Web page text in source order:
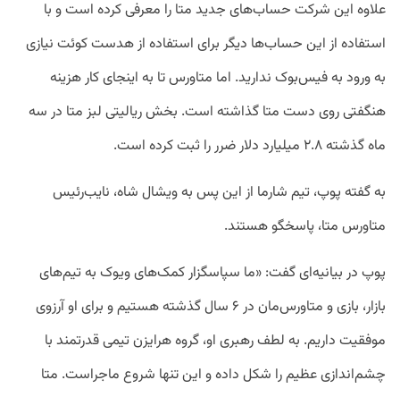
علاوه این شرکت حساب‌های جدید متا را معرفی کرده است و با
استفاده از این حساب‌ها دیگر برای استفاده از هدست کوئت نیازی
به ورود به فیس‌بوک ندارید. اما متاورس تا به اینجای کار هزینه
هنگفتی روی دست متا گذاشته است. بخش ریالیتی لبز متا در سه
ماه گذشته ۲.۸ میلیارد دلار ضرر را ثبت کرده است.
به گفته پوپ، تیم شارما از این پس به ویشال شاه، نایب‌رئیس
متاورس متا، پاسخگو هستند.
پوپ در بیانیه‌ای گفت: «ما سپاسگزار کمک‌های ویوک به تیم‌های
بازار، بازی و متاورس‌مان در ۶ سال گذشته هستیم و برای او آرزوی
موفقیت داریم. به لطف رهبری او، گروه هرایزن تیمی قدرتمند با
چشم‌اندازی عظیم را شکل داده و این تنها شروع ماجراست. متا